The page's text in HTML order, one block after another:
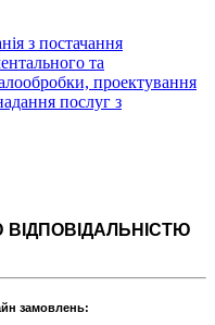
замовлень: